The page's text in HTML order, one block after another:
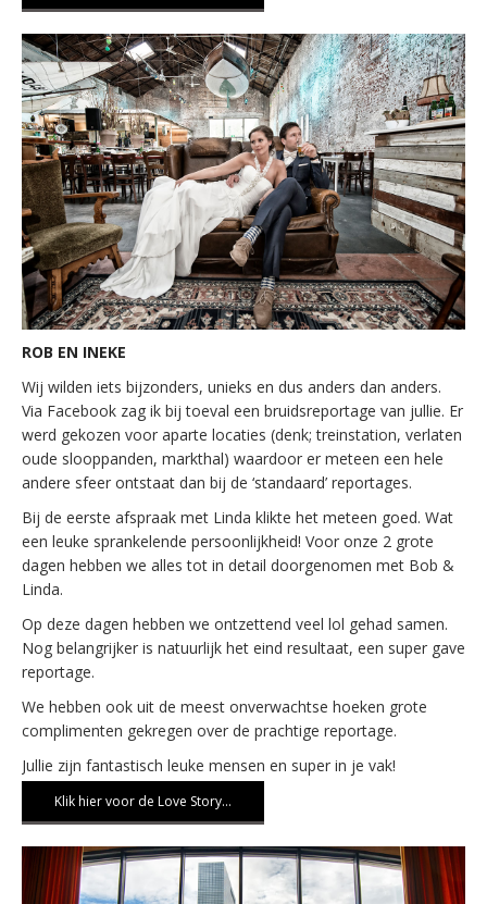
ROB EN INEKE
Wij wilden iets bijzonders, unieks en dus anders dan anders.
Via Facebook zag ik bij toeval een bruidsreportage van jullie. Er
werd gekozen voor aparte locaties (denk; treinstation, verlaten
oude slooppanden, markthal) waardoor er meteen een hele
andere sfeer ontstaat dan bij de ‘standaard’ reportages.
Bij de eerste afspraak met Linda klikte het meteen goed. Wat
een leuke sprankelende persoonlijkheid! Voor onze 2 grote
dagen hebben we alles tot in detail doorgenomen met Bob &
Linda.
Op deze dagen hebben we ontzettend veel lol gehad samen.
Nog belangrijker is natuurlijk het eind resultaat, een super gave
reportage.
We hebben ook uit de meest onverwachtse hoeken grote
complimenten gekregen over de prachtige reportage.
Jullie zijn fantastisch leuke mensen en super in je vak!
Klik hier voor de Love Story…